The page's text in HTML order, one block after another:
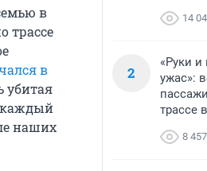
в
трассе
в
убитая
наших
14
2
«Руки и
ужас»:
трассе
8 457